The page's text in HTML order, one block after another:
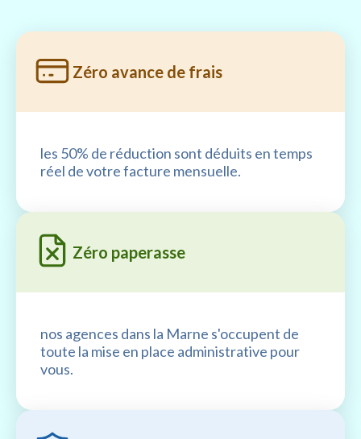
Zéro avance de frais
les 50% de réduction sont déduits en temps
réel de votre facture mensuelle.
Zéro paperasse
nos agences dans la Marne s'occupent de
toute la mise en place administrative pour
vous.